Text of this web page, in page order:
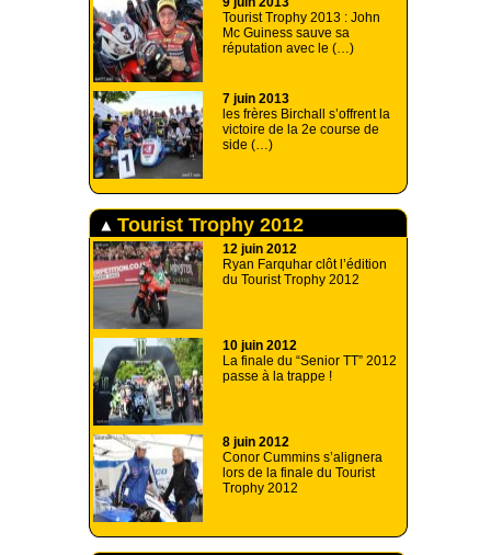
Tourist Trophy 2013 : John
Mc Guiness sauve sa
réputation avec le (…)
7 juin 2013
les frères Birchall s’offrent la
victoire de la 2e course de
side (…)
Tourist Trophy 2012
12 juin 2012
Ryan Farquhar clôt l’édition
du Tourist Trophy 2012
10 juin 2012
La finale du “Senior TT” 2012
passe à la trappe !
8 juin 2012
Conor Cummins s’alignera
lors de la finale du Tourist
Trophy 2012